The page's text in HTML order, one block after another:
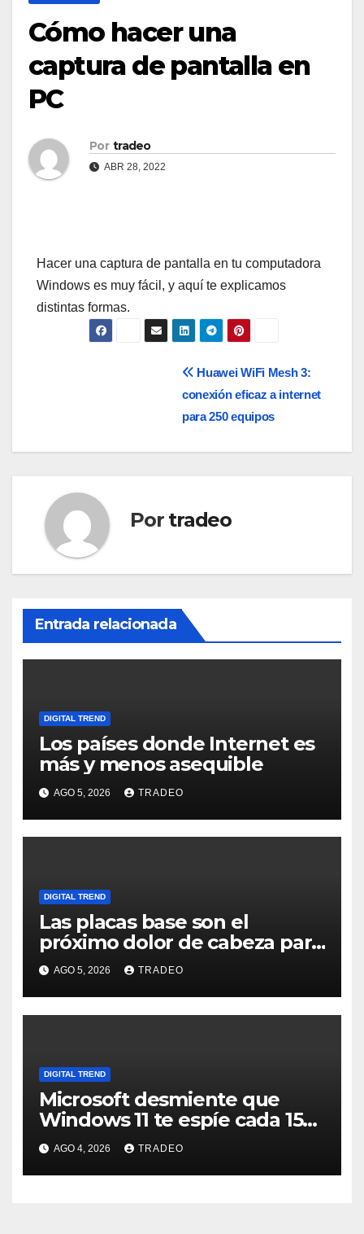
Cómo hacer una
captura de pantalla en
PC
Por tradeo
ABR 28, 2022
Hacer una captura de pantalla en tu computadora
Windows es muy fácil, y aquí te explicamos
distintas formas.
entradas
Huawei WiFi Mesh 3:
conexión eficaz a internet
para 250 equipos
Por tradeo
Entrada relacionada
DIGITAL TREND
Los países donde Internet es
más y menos asequible
AGO 5, 2026 TRADEO
DIGITAL TREND
Las placas base son el
próximo dolor de cabeza para
los usuarios
AGO 5, 2026 TRADEO
DIGITAL TREND
Microsoft desmiente que
Windows 11 te espíe cada 15
minutos
AGO 4, 2026 TRADEO